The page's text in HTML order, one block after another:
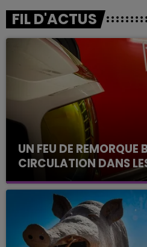
FIL D'ACTUS
UN FEU DE REMORQUE
CIRCULATION DANS
Un feu de remorque s'est
fin de matinée sur l'A34.